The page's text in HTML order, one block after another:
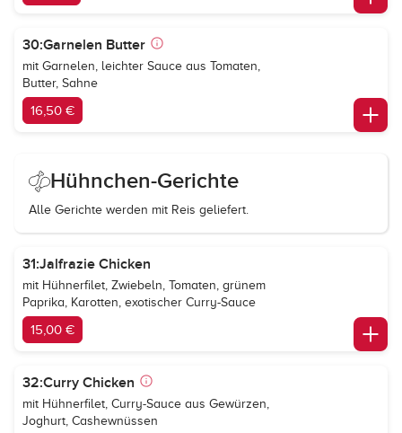
30:Garnelen Butter
mit Garnelen, leichter Sauce aus Tomaten,
Butter, Sahne
16,50 €
Hühnchen-Gerichte
Alle Gerichte werden mit Reis geliefert.
31:Jalfrazie Chicken
mit Hühnerfilet, Zwiebeln, Tomaten, grünem
Paprika, Karotten, exotischer Curry-Sauce
15,00 €
32:Curry Chicken
mit Hühnerfilet, Curry-Sauce aus Gewürzen,
Joghurt, Cashewnüssen